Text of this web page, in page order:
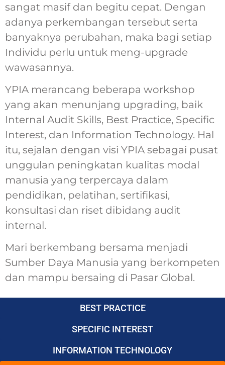
sangat masif dan begitu cepat. Dengan
adanya perkembangan tersebut serta
banyaknya perubahan, maka bagi setiap
Individu perlu untuk meng-upgrade
wawasannya.
YPIA merancang beberapa workshop
yang akan menunjang upgrading, baik
Internal Audit Skills, Best Practice, Specific
Interest, dan Information Technology. Hal
itu, sejalan dengan visi YPIA sebagai pusat
unggulan peningkatan kualitas modal
manusia yang terpercaya dalam
pendidikan, pelatihan, sertifikasi,
konsultasi dan riset dibidang audit
internal.
Mari berkembang bersama menjadi
Sumber Daya Manusia yang berkompeten
dan mampu bersaing di Pasar Global.
BEST PRACTICE
SPECIFIC INTEREST
INFORMATION TECHNOLOGY